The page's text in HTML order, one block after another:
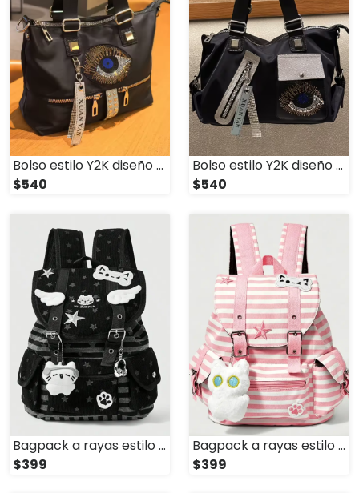
Bolso estilo Y2K diseño ojo de ángel
$540
Bolso estilo Y2K diseño ojo turco
$540
Bagpack a rayas estilo kawaii • Negra
$399
Bagpack a rayas estilo kawaii • Rosa
$399